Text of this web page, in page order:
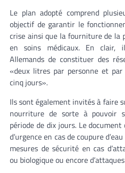
Le plan adopté comprend
objectif de garantir le
crise ainsi que la fourniture de la
en soins médicaux. En clair,
Allemands de constituer des
«deux litres par personne et
cinq jours».
Ils sont également invités à faire
nourriture de sorte à pouvoir
période de dix jours. Le
d’urgence en cas de coupure
mesures de sécurité en cas
ou biologique ou encore